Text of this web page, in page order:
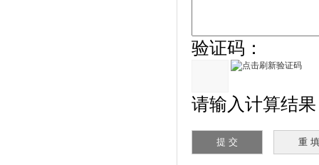
验证码：
请输入计算结果（